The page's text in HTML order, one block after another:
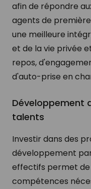
afin de répondre
agents de
une meilleure
et de la vie privée
repos,
d'auto-prise en
Développement
talents
Investir dans des
développement
effectifs permet de
compétences